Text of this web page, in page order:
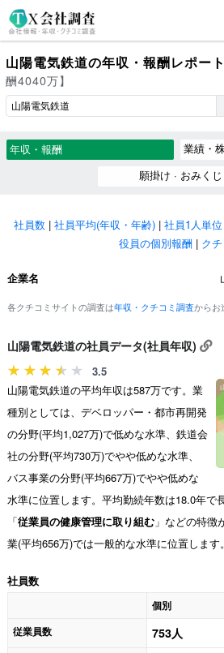
山陽電気鉄道の年収・報酬レポート
酬4040万】
年収・報酬
業績・
願掛け · おみくじ
社員数 | 社員平均(年収・年齢) | 社員1人単位
役員の個別報酬 | クチ
企業名
各クチコミサイトの調査は年収・クチコミ調査からお
山陽電気鉄道の社員データ(社員年収)
3.5
山陽電気鉄道の平均年収は587万です。業
種別としては、デベロッパー・都市再開発
の分野(平均1,027万)で低めな水準、鉄道会
社の分野(平均730万)でやや低めな水準、
バス事業の分野(平均667万)でやや低めな
水準に位置します。平均勤続年数は18.0年で
「従業員の健康管理に取り組む 」などの特徴
業(平均656万)では一般的な水準に位置します。
社員数
個別
従業員数
753人